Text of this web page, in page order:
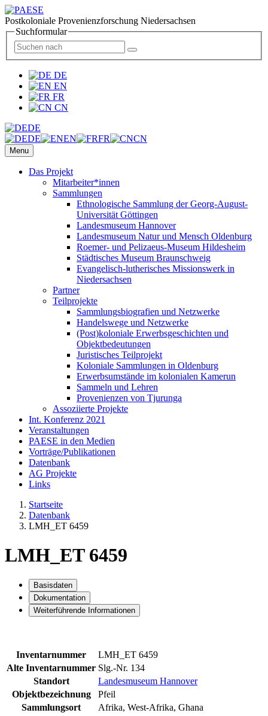
Postkoloniale Provenienzforschung Niedersachsen
Suchformular
DE
EN
FR
CN
DE
DE
EN FR CN
Menu
Das Projekt
Mitarbeiter*innen
Sammlungen
Ethnologische Sammlung der Georg-August-
Universität Göttingen
Landesmuseum Hannover
Landesmuseum Natur und Mensch Oldenburg
Roemer- und Pelizaeus-Museum Hildesheim
Städtisches Museum Braunschweig
Evangelisch-lutherisches Missionswerk in
Niedersachsen
Partner
Teilprojekte
Sammlungsbiografien und Netzwerke
Handelswege und Netzwerke
(Post)koloniale Erwerbsgeschichten und
Objektbedeutungen
Juristisches Teilprojekt
Koloniale Sammlungen in Oldenburg
Erwerbsumstände im kolonialen Kamerun
Sammeln und Lehren
Provenienzen von Tjurunga
Assoziierte Projekte
Int. Konferenz 2021
Veranstaltungen
PAESE in den Medien
Vorträge/Publikationen
Datenbank
AG Projekte
Links
Startseite
Datenbank
LMH_ET 6459
LMH_ET 6459
Basisdaten
Dokumentation
Weiterführende Informationen
Inventarnummer
LMH_ET 6459
Alte Inventarnummer Slg.-Nr. 134
Standort
Landesmuseum Hannover
Objektbezeichnung
Pfeil
Sammlungsort
Afrika, West-Afrika, Ghana